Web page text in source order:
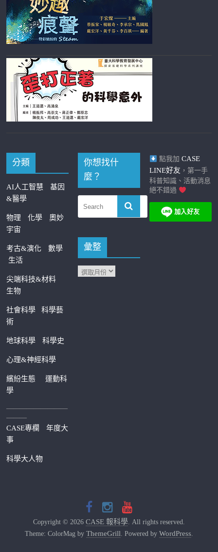
分類
AI人工智慧
基因
&醫學
物理 化學
奧妙
宇宙
考古&演化
數學
生活
尖端科技&材料
生物
社會科學科學藝
術
地球科學 科學史
心理&神經科學
繽紛生態運動科
學
—————————
———
CASE專欄
年度大
事
科學大人物
你想找什
麼？
彙整
點我加 CASE
LINE好友 ，第一手
科普知識、活動消息
絕不錯過
Copyright © 2026 CASE 報科學. All rights reserved.
Theme: ColorMag by ThemeGrill. Powered by WordPress.